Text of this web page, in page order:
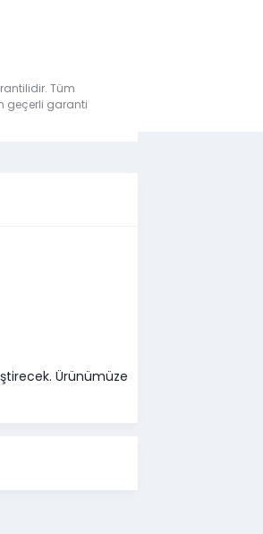
Tüm
geçerli garanti
Ürünümüze